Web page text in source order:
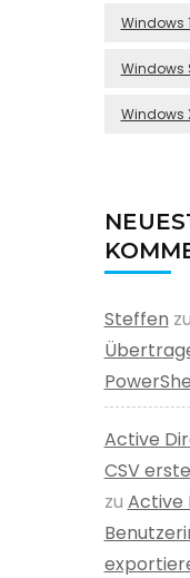
Windows
Windows
Windows
Steffen zu
Active
CSV
zu Active